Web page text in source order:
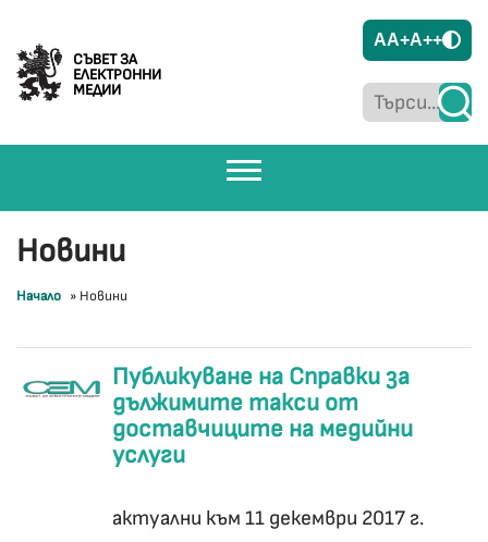
СЪВЕТ ЗА
ЕЛЕКТРОННИ
МЕДИИ
AA+A++
Новини
Начало » Новини
Публикуване на Справки за
дължимите такси от
доставчиците на медийни
услуги
актуални към 11 декември 2017 г.